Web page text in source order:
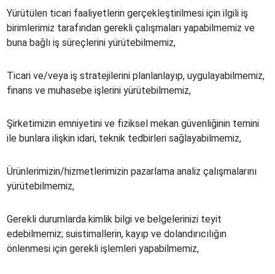
Yürütülen ticari faaliyetlerin gerçekleştirilmesi için ilgili iş
birimlerimiz tarafından gerekli çalışmaları yapabilmemiz ve
buna bağlı iş süreçlerini yürütebilmemiz,
Ticari ve/veya iş stratejilerini planlanlayıp, uygulayabilmemiz,
finans ve muhasebe işlerini yürütebilmemiz,
Şirketimizin emniyetini ve fiziksel mekan güvenliğinin temini
ile bunlara ilişkin idari, teknik tedbirleri sağlayabilmemiz,
Ürünlerimizin/hizmetlerimizin pazarlama analiz çalışmalarını
yürütebilmemiz,
Gerekli durumlarda kimlik bilgi ve belgelerinizi teyit
edebilmemiz; suistimallerin, kayıp ve dolandırıcılığın
önlenmesi için gerekli işlemleri yapabilmemiz,